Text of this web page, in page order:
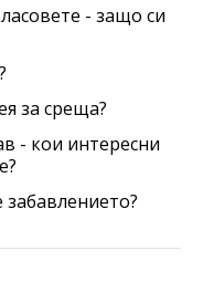
- защо си
за среща?
- кои интересни
забавлението?